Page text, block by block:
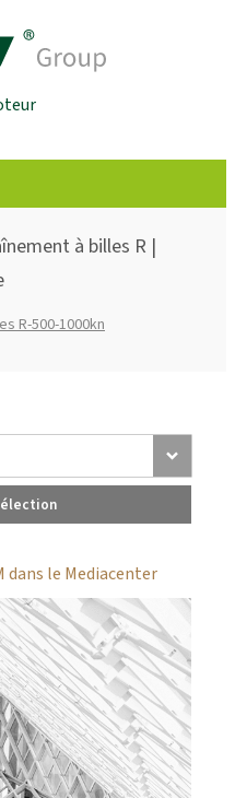
à billes R |
R-500-1000kn
dans le Mediacenter